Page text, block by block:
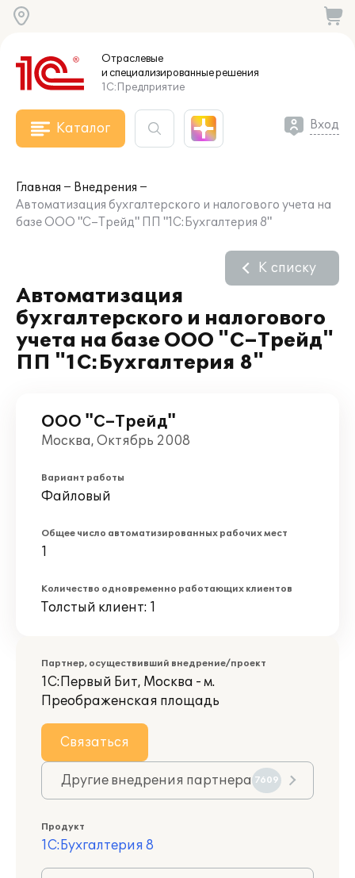
Отраслевые
и специализированныерешения
1С:Предприятие
Каталог Вход
Главная
Внедрения
Автоматизация бухгалтерского и налогового учета на
базе ООО "С–Трейд" ПП "1С:Бухгалтерия 8"
Автоматизация
бухгалтерского и налогового
учета на базе ООО "С–Трейд"
ПП "1С:Бухгалтерия 8"
К списку
ООО "С–Трейд"
Москва, Октябрь 2008
Вариант работы
Файловый
Общее число автоматизированных рабочих мест
1
Количество одновременно работающих клиентов
Толстый клиент: 1
Партнер, осуществивший внедрение/проект
1С:Первый Бит, Москва - м.
Преображенская площадь
Связаться
Другие внедрения партнера 7609
Продукт
1С:Бухгалтерия 8